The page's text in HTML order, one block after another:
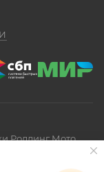
Роллинг Мото